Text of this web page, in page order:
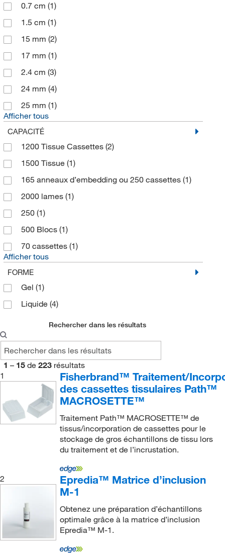
0.7 cm (1)
1.5 cm (1)
15 mm (2)
17 mm (1)
2.4 cm (3)
24 mm (4)
25 mm (1)
Afficher tous
CAPACITÉ
1200 Tissue Cassettes (2)
1500 Tissue (1)
165 anneaux d’embedding ou 250 cassettes (1)
2000 lames (1)
250 (1)
500 Blocs (1)
70 cassettes (1)
Afficher tous
FORME
Gel (1)
Liquide (4)
Rechercher dans les résultats
1 – 15 de 223 résultats
1
Fisherbrand™ Traitement/
des cassettes tissulaires Path™
MACROSETTE™
Traitement Path™ MACROSETTE™ de
tissus/incorporation de cassettes pour le
stockage de gros échantillons de tissu lors
du traitement et de l’incrustation.
2
Epredia™ Matrice d’inclusion
M-1
Obtenez une préparation d’échantillons
optimale grâce à la matrice d’inclusion
Epredia™ M-1.